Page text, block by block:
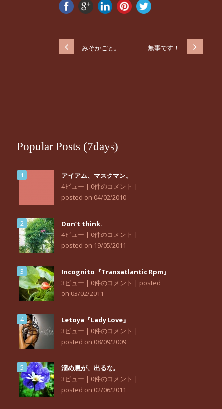
みそかごと。 無事です！
Popular Posts (7days)
アイアム、マスクマン。
4ビュー | 0件のコメント |
posted on 04/02/2010
Don’t think.
4ビュー | 0件のコメント |
posted on 19/05/2011
Incognito『Transatlantic Rpm』
3ビュー | 0件のコメント | posted
on 03/02/2011
Letoya『Lady Love』
3ビュー | 0件のコメント |
posted on 08/09/2009
溜め息が、出るな。
3ビュー | 0件のコメント |
posted on 02/06/2011